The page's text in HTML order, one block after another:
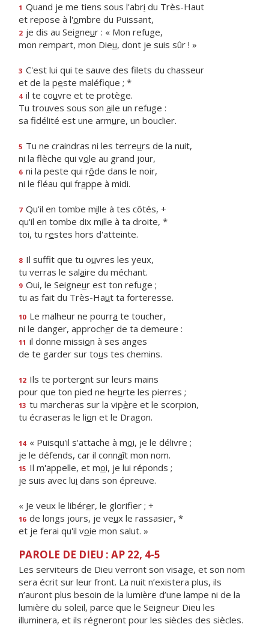
1 Quand je me tiens sous l'abri du Très-Haut
et repose à l'ombre du Puissant,
2 je dis au Seigneur : « Mon refuge,
mon rempart, mon Dieu, dont je suis sûr ! »
3 C'est lui qui te sauve des filets du chasseur
et de la peste maléfique ; *
4 il te couvre et te protège.
Tu trouves sous son aile un refuge :
sa fidélité est une armure, un bouclier.
5 Tu ne craindras ni les terreurs de la nuit,
ni la flèche qui vole au grand jour,
6 ni la peste qui rôde dans le noir,
ni le fléau qui frappe à midi.
7 Qu'il en tombe mille à tes côtés, +
qu'il en tombe dix mille à ta droite, *
toi, tu restes hors d'atteinte.
8 Il suffit que tu ouvres les yeux,
tu verras le salaire du méchant.
9 Oui, le Seigneur est ton refuge ;
tu as fait du Très-Haut ta forteresse.
10 Le malheur ne pourra te toucher,
ni le danger, approcher de ta demeure :
11 il donne mission à ses anges
de te garder sur tous tes chemins.
12 Ils te porteront sur leurs mains
pour que ton pied ne heurte les pierres ;
13 tu marcheras sur la vipère et le scorpion,
tu écraseras le lion et le Dragon.
14 « Puisqu'il s'attache à moi, je le délivre ;
je le défends, car il connaît mon nom.
15 Il m'appelle, et moi, je lui réponds ;
je suis avec lui dans son épreuve.
« Je veux le libérer, le glorifier ; +
16 de longs jours, je veux le rassasier, *
et je ferai qu'il voie mon salut. »
PAROLE DE DIEU : AP 22, 4-5
Les serviteurs de Dieu verront son visage, et son nom
sera écrit sur leur front. La nuit n’existera plus, ils
n’auront plus besoin de la lumière d’une lampe ni de la
lumière du soleil, parce que le Seigneur Dieu les
illuminera, et ils régneront pour les siècles des siècles.